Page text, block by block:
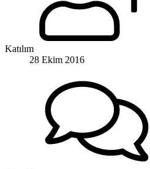
Katılım
28 Ekim 2016